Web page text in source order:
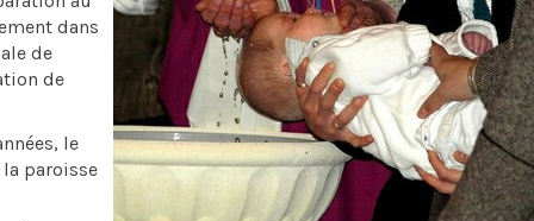
dans
de
de
le
paroisse